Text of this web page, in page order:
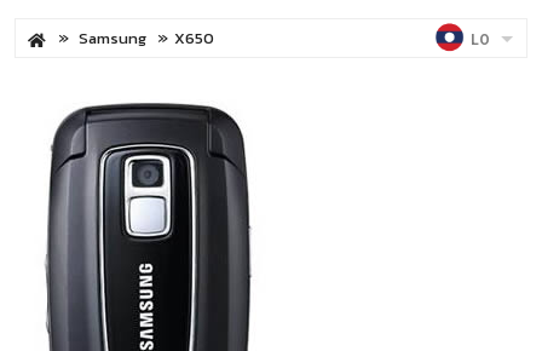
Samsung X650 LO